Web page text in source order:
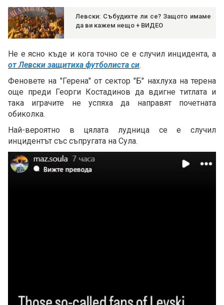
Левски: Събудихте ли се? Защото имаме
да ви кажем нещо + ВИДЕО
Не е ясно къде и кога точно се е случил инцидента, а
от Левски защитиха футболиста си.
Феновете на "Герена" от сектор "Б" нахлуха на терена
още преди Георги Костадинов да вдигне титлата и
така играчите не успяха да направят почетната
обиколка.
Най-вероятно в цялата лудница се е случил
инцидентът със съпругата на Сула.